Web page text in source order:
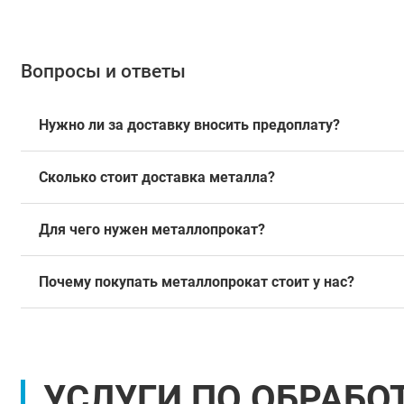
Вопросы и ответы
Нужно ли за доставку вносить предоплату?
Сколько стоит доставка металла?
Для чего нужен металлопрокат?
Почему покупать металлопрокат стоит у нас?